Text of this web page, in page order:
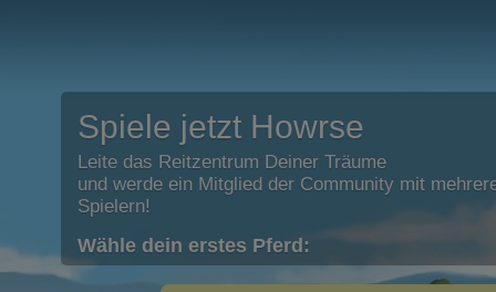
Spiele jetzt Howrse
Leite das Reitzentrum Deiner Träume
und werde ein Mitglied der Community mit
Spielern!
Wähle dein erstes Pferd: